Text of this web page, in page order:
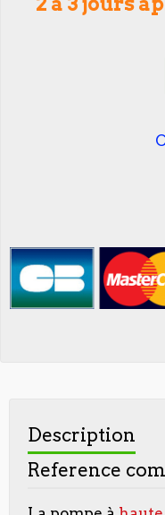
Description
Reference